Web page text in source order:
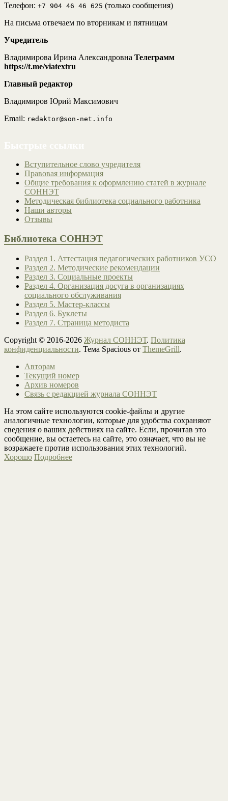
Телефон: +7 904 46 46 625 (только сообщения)
На письма отвечаем по вторникам и пятницам
Учредитель
Владимирова Ирина Александровна Телеграмм
https://t.me/viatextru
Главный редактор
Владимиров Юрий Максимович
Email: redaktor@son-net.info
Вступительное слово учредителя
Правовая информация
Общие требования к оформлению статей в журнале
СОННЭТ
Методическая библиотека социального работника
Наши авторы
Отзывы
Библиотека СОННЭТ
Раздел 1. Аттестация педагогических работников УСО
Раздел 2. Методические рекомендации
Раздел 3. Социальные проекты
Раздел 4. Организация досуга в организациях
социального обслуживания
Раздел 5. Мастер-классы
Раздел 6. Буклеты
Раздел 7. Страница методиста
Copyright © 2016-2026 Журнал СОННЭТ. Политика
конфиденциальности. Тема Spacious от ThemeGrill.
Авторам
Текущий номер
Архив номеров
Связь с редакцией журнала СОННЭТ
На этом сайте используются cookie-файлы и другие
аналогичные технологии, которые для удобства сохраняют
сведения о ваших действиях на сайте. Если, прочитав это
сообщение, вы остаетесь на сайте, это означает, что вы не
возражаете против использования этих технологий.
Хорошо Подробнее